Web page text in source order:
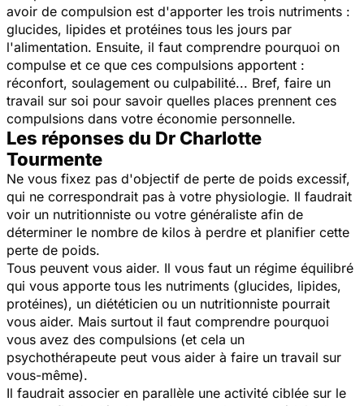
avoir de compulsion est d'apporter les trois nutriments :
glucides, lipides et protéines tous les jours par
l'alimentation. Ensuite, il faut comprendre pourquoi on
compulse et ce que ces compulsions apportent :
réconfort, soulagement ou culpabilité... Bref, faire un
travail sur soi pour savoir quelles places prennent ces
compulsions dans votre économie personnelle.
Les réponses du Dr Charlotte
Tourmente
Ne vous fixez pas d'objectif de perte de poids excessif,
qui ne correspondrait pas à votre physiologie. Il faudrait
voir un nutritionniste ou votre généraliste afin de
déterminer le nombre de kilos à perdre et planifier cette
perte de poids.
Tous peuvent vous aider. Il vous faut un régime équilibré
qui vous apporte tous les nutriments (glucides, lipides,
protéines), un diététicien ou un nutritionniste pourrait
vous aider. Mais surtout il faut comprendre pourquoi
vous avez des compulsions (et cela un
psychothérapeute peut vous aider à faire un travail sur
vous-même).
Il faudrait associer en parallèle une activité ciblée sur le